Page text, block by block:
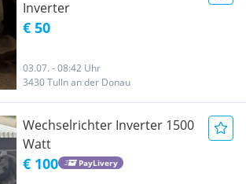
Inverter
€ 50
03.07. - 08:42 Uhr
3430 Tulln an der Donau
Wechselrichter Inverter 1500
Watt
€ 100 PayLivery